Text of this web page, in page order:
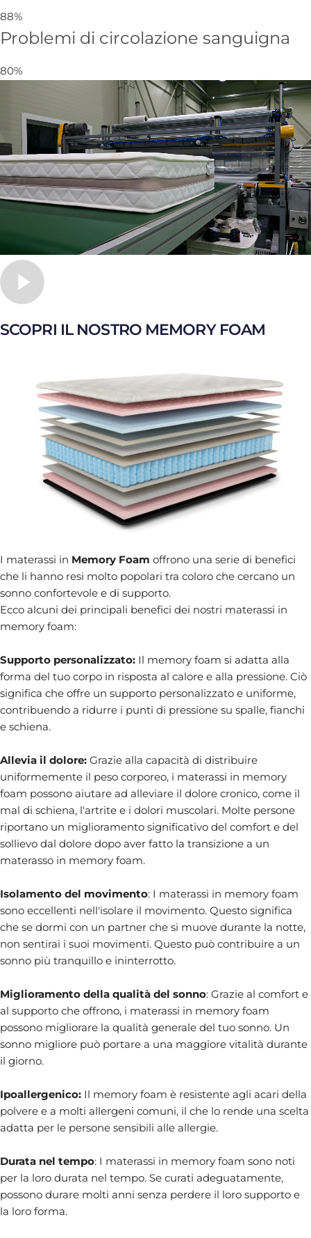
88%
Problemi di circolazione sanguigna
80%
SCOPRI IL NOSTRO MEMORY FOAM
I materassi in Memory Foam offrono una serie di benefici
che li hanno resi molto popolari tra coloro che cercano un
sonno confortevole e di supporto.
Ecco alcuni dei principali benefici dei nostri materassi in
memory foam:
Supporto personalizzato: Il memory foam si adatta alla
forma del tuo corpo in risposta al calore e alla pressione. Ciò
significa che offre un supporto personalizzato e uniforme,
contribuendo a ridurre i punti di pressione su spalle, fianchi
e schiena.
Allevia il dolore: Grazie alla capacità di distribuire
uniformemente il peso corporeo, i materassi in memory
foam possono aiutare ad alleviare il dolore cronico, come il
mal di schiena, l'artrite e i dolori muscolari. Molte persone
riportano un miglioramento significativo del comfort e del
sollievo dal dolore dopo aver fatto la transizione a un
materasso in memory foam.
Isolamento del movimento: I materassi in memory foam
sono eccellenti nell'isolare il movimento. Questo significa
che se dormi con un partner che si muove durante la notte,
non sentirai i suoi movimenti. Questo può contribuire a un
sonno più tranquillo e ininterrotto.
Miglioramento della qualità del sonno: Grazie al comfort e
al supporto che offrono, i materassi in memory foam
possono migliorare la qualità generale del tuo sonno. Un
sonno migliore può portare a una maggiore vitalità durante
il giorno.
Ipoallergenico: Il memory foam è resistente agli acari della
polvere e a molti allergeni comuni, il che lo rende una scelta
adatta per le persone sensibili alle allergie.
Durata nel tempo: I materassi in memory foam sono noti
per la loro durata nel tempo. Se curati adeguatamente,
possono durare molti anni senza perdere il loro supporto e
la loro forma.